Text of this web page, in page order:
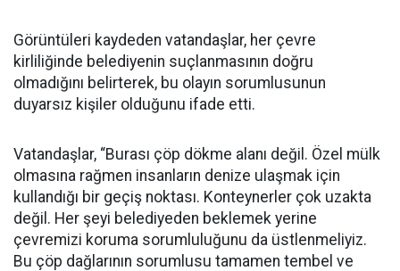
Görüntüleri kaydeden vatandaşlar, her çevre
kirliliğinde belediyenin suçlanmasının doğru
olmadığını belirterek, bu olayın sorumlusunun
duyarsız kişiler olduğunu ifade etti.
Vatandaşlar, “Burası çöp dökme alanı değil. Özel mülk
olmasına rağmen insanların denize ulaşmak için
kullandığı bir geçiş noktası. Konteynerler çok uzakta
değil. Her şeyi belediyeden beklemek yerine
çevremizi koruma sorumluluğunu da üstlenmeliyiz.
Bu çöp dağlarının sorumlusu tamamen tembel ve